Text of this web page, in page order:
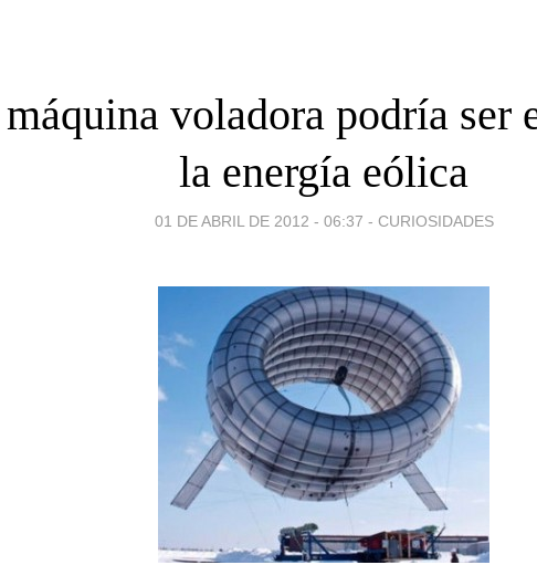
voladora podría ser
la energía eólica
01 DE ABRIL DE 2012 - 06:37 - CURIOSIDADES